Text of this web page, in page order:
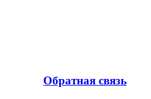
Обратная связь